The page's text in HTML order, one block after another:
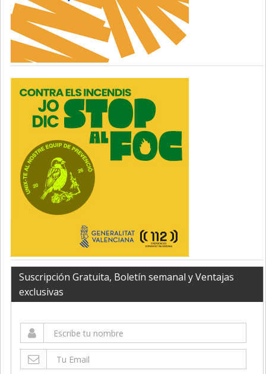
Suscripción Gratuita, Boletín semanal y Ventajas
exclusivas